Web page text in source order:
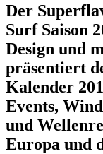
Der
Surf Saison
Design und
präsentiert
Kalender
Events,
und
Europa und